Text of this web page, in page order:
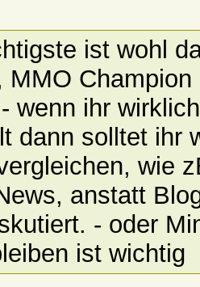
ist wohl
MMO
wenn ihr
dann solltet ihr
wie
anstatt
- oder
ist wichtig